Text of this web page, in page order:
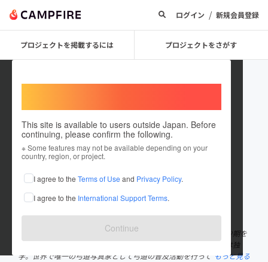
ログイン / 新規会員登録
プロジェクトを掲載するには プロジェクトをさがす
This site is available to users outside Japan. Before
continuing, please confirm the following.
※ Some features may not be available depending on your
country, region, or project.
I agree to the Terms of Use and Privacy Policy.
I agree to the International Support Terms.
Continue
弓道写真家 奥野浩次
これまでに1件のプロジェクトを投稿しています
在住国：日本 現在地：東京都
出身国：未設定
三重県出身。父親の仕事の関係でアメリカ合衆国オハイオ州で幼少期を
過ごす。専門学校や写真に関連する企業等での在籍はなく、写真は独
学。世界で唯一の弓道写真家として弓道の普及活動を行って
もっと見る